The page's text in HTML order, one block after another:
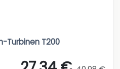
Turbinen T200